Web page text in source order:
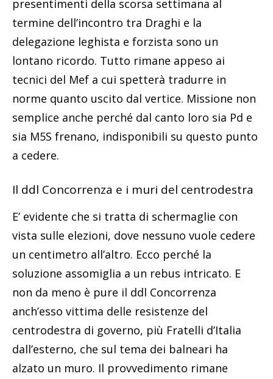
presentimenti della scorsa settimana al
termine dell’incontro tra Draghi e la
delegazione leghista e forzista sono un
lontano ricordo. Tutto rimane appeso ai
tecnici del Mef a cui spetterà tradurre in
norme quanto uscito dal vertice. Missione non
semplice anche perché dal canto loro sia Pd e
sia M5S frenano, indisponibili su questo punto
a cedere.
Il ddl Concorrenza e i muri del centrodestra
E’ evidente che si tratta di schermaglie con
vista sulle elezioni, dove nessuno vuole cedere
un centimetro all’altro. Ecco perché la
soluzione assomiglia a un rebus intricato. E
non da meno è pure il ddl Concorrenza
anch’esso vittima delle resistenze del
centrodestra di governo, più Fratelli d’Italia
dall’esterno, che sul tema dei balneari ha
alzato un muro. Il provvedimento rimane